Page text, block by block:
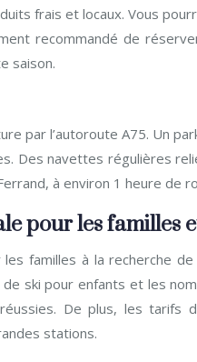
frais et locaux. Vous
recommandé de
saison.
par l’autoroute A75. Un
Des navettes régulières
à environ 1 heure de
pour les familles
familles à la recherche
ski pour enfants et les
De plus, les
stations.